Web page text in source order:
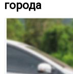
города